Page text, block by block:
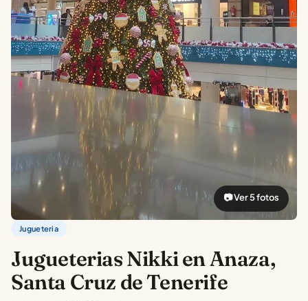
📷 Ver 5 fotos
Jugueteria
Jugueterias Nikki en Anaza,
Santa Cruz de Tenerife